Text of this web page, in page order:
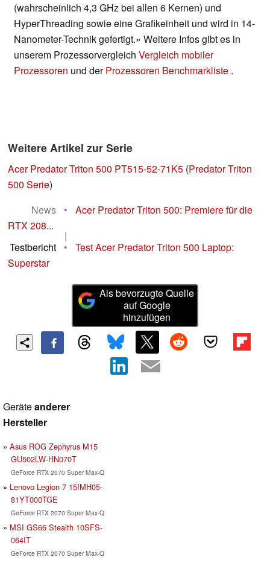
(wahrscheinlich 4,3 GHz bei allen 6 Kernen) und
HyperThreading sowie eine Grafikeinheit und wird in 14-
Nanometer-Technik gefertigt.» Weitere Infos gibt es in
unserem Prozessorvergleich Vergleich mobiler
Prozessoren und derProzessoren Benchmarkliste .
Weitere Artikel zur Serie
Acer Predator Triton 500 PT515-52-71K5 (Predator Triton
500 Serie)
News
•
Acer Predator Triton 500: Premiere für die
RTX 208...
|
Testbericht
•
Test Acer Predator Triton 500 Laptop:
Superstar
Als bevorzugte Quelle
auf Google
hinzufügen
Geräteanderer
Hersteller
Asus ROG Zephyrus M15
GU502LW-HN070T
GeForce RTX 2070 Super Max-Q
Lenovo Legion 7 15IMH05-
81YT000TGE
GeForce RTX 2070 Super Max-Q
MSI GS66 Stealth 10SFS-
064IT
GeForce RTX 2070 Super Max-Q